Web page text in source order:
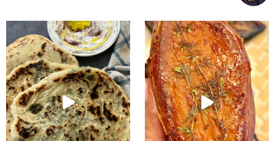
בפיתות היסטריות